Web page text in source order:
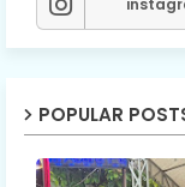
POPULAR